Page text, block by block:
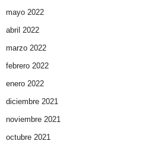
mayo 2022
abril 2022
marzo 2022
febrero 2022
enero 2022
diciembre 2021
noviembre 2021
octubre 2021